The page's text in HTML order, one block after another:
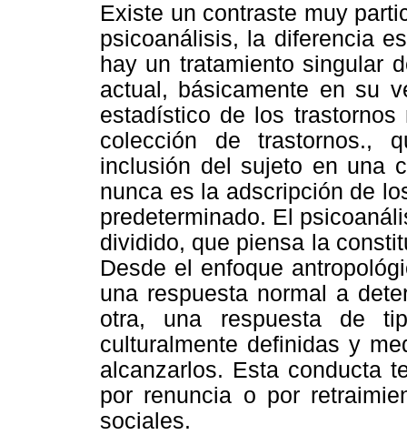
Existe un contraste muy
psicoanálisis, la diferencia
hay un tratamiento singular
actual, básicamente en su
estadístico de los
colección de trastornos.,
inclusión del sujeto en una
nunca es la adscripción de
predeterminado. El
dividido, que piensa la
Desde el enfoque
una respuesta normal a
otra, una respuesta de
culturalmente definidas y
alcanzarlos. Esta conducta
por renuncia o por
sociales.